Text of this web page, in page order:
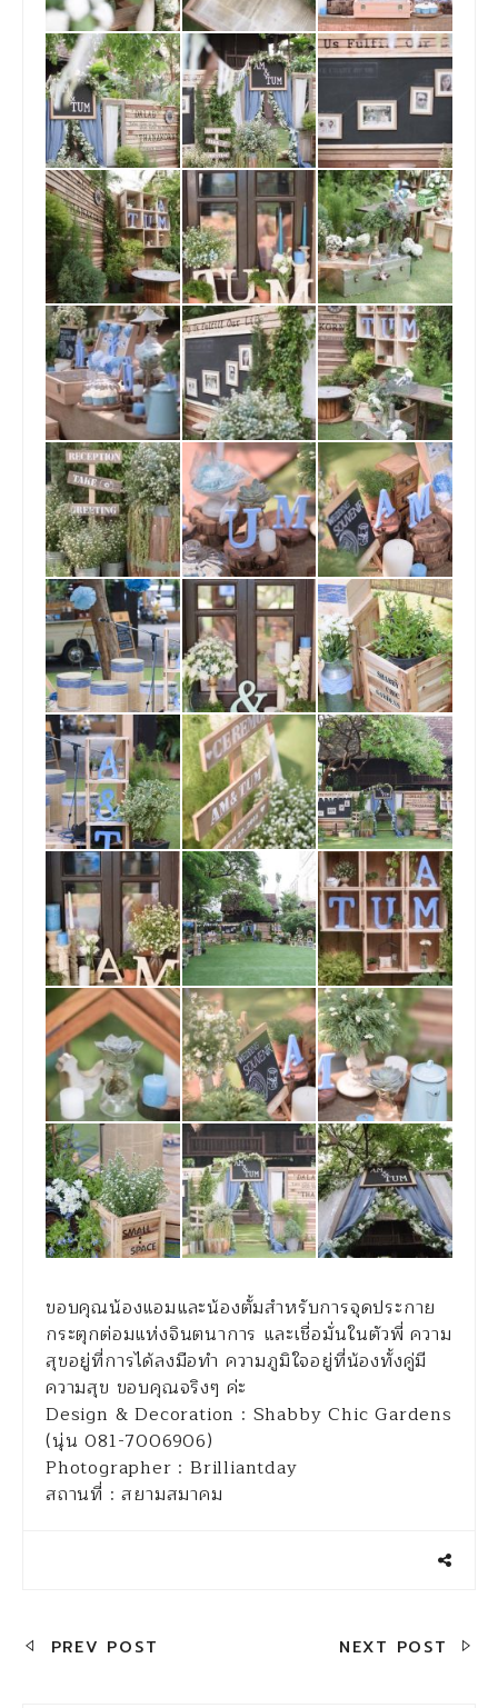
ขอบคุณน้องแอมและน้องตั้มสำหรับการจุดประกาย
กระตุกต่อมแห่งจินตนาการ และเชื่อมั่นในตัวพี่ ความ
สุขอยู่ที่การได้ลงมือทำ ความภูมิใจอยู่ที่น้องทั้งคู่มี
ความสุข ขอบคุณจริงๆ ค่ะ
Design & Decoration : Shabby Chic Gardens
(นุ่น 081-7006906)
Photographer : Brilliantday
สถานที่ : สยามสมาคม
แนะแนว
PREV POST NEXT POST